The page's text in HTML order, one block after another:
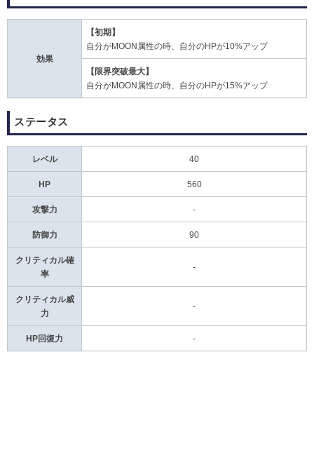
効果
【初期】
自分がMOON属性の時、自分のHPが10%アップ
【限界突破最大】
自分がMOON属性の時、自分のHPが15%アップ
ステータス
レベル 40
HP 560
攻撃力 -
防御力 90
クリティカル確
率
-
クリティカル威
力
-
HP回復力 -